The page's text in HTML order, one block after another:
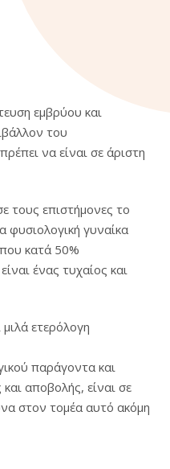
εμβρύου και
του
να είναι σε άριστη
τους επιστήμονες το
γυναίκα
κατά 50%
ένας τυχαίος και
ετερόλογη
παράγοντα και
αποβολής, είναι σε
στον τομέα αυτό ακόμη